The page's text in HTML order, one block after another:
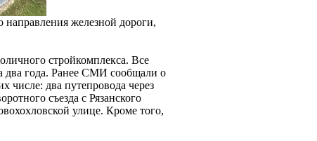
направления железной дороги,
стройкомплекса. Все
два года. Ранее СМИ сообщали о
числе: два путепровода через
съезда с Рязанского
улице. Кроме того,